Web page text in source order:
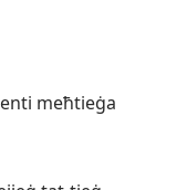
meħtieġa